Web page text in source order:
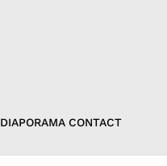
DIAPORAMA CONTACT